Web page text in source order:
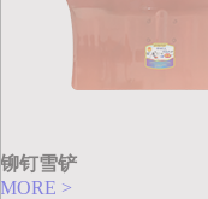
铆钉雪铲
MORE >